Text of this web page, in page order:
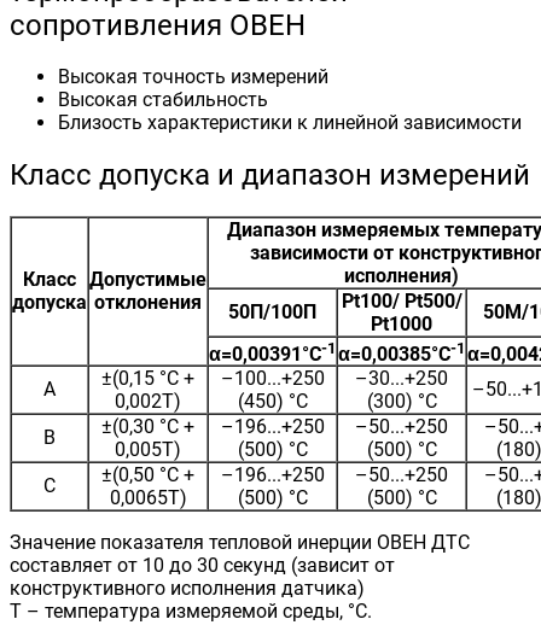
сопротивления ОВЕН
Высокая точность измерений
Высокая стабильность
Близость характеристики к линейной зависимости
Класс допуска и диапазон измерений
Класс
допуска
Допустимые
отклонения
Диапазон измеряемых
зависимости от
исполнения)
50П/100П
Pt100/ Pt500/
Pt1000
50М/
α=0,00391°С-1 α=0,00385°С-1
A
±(0,15 °С +
0,002Т)
–100...+250
(450) °С
–30...+250
(300) °С
B
±(0,30 °С +
0,005Т)
–196...+250
(500) °С
–50...+250
(500) °С
C
±(0,50 °С +
0,0065Т)
–196...+250
(500) °С
–50...+250
(500) °С
Значение показателя тепловой инерции ОВЕН ДТС
составляет от 10 до 30 секунд (зависит от
конструктивного исполнения датчика)
Т – температура измеряемой среды, °С.